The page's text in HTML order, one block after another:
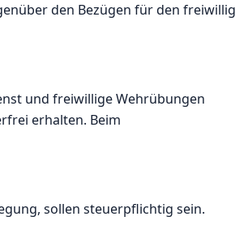
den Bezügen für den
und freiwillige Wehrübungen
erhalten. Beim
sollen steuerpflichtig sein.